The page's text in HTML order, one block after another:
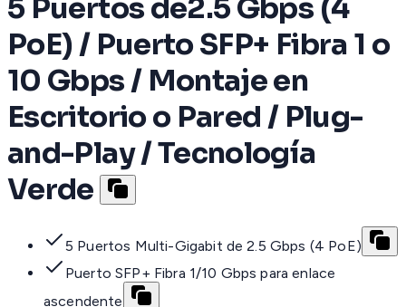
5 Puertos de2.5 Gbps (4
PoE) / Puerto SFP+ Fibra 1 o
10 Gbps / Montaje en
Escritorio o Pared / Plug-
and-Play / Tecnología
Verde
5 Puertos Multi-Gigabit de 2.5 Gbps (4 PoE)
Puerto SFP+ Fibra 1/10 Gbps para enlace
ascendente